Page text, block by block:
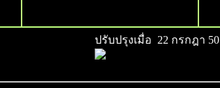
ปรับปรุงเมื่อ 22 กรกฎา 50